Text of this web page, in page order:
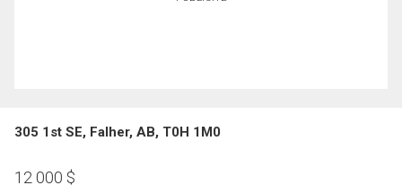
305 1st SE, Falher, AB, T0H 1M0
12 000 $